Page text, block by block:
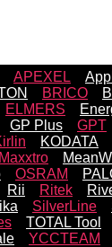
APEXEL
BRICO
ELMERS
GP Plus GPT
KODATA
Maxxtro
OSRAM
Rii Ritek
SilverLine
TOTAL Tool
YCCTEAM